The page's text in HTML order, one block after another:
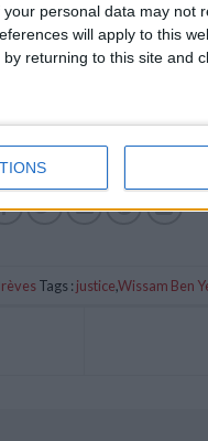
personal data may not
will apply to this
returning to this site and
Tags : justice,Wissam Ben